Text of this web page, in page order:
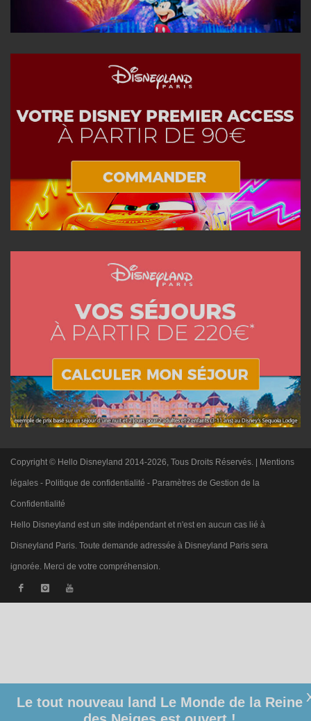
Copyright © Hello Disneyland 2014-2026, Tous Droits Réservés. | Mentions
légales - Politique de confidentialité - Paramètres de Gestion de la
Confidentialité
Hello Disneyland est un site indépendant et n'est en aucun cas lié à
Disneyland Paris. Toute demande adressée à Disneyland Paris sera
ignorée. Merci de votre compréhension.
Le tout nouveau land Le Monde de la Reine